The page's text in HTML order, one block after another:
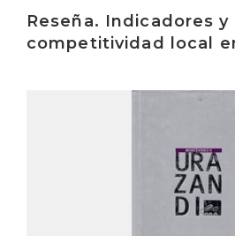
Reseña. Indicadores y
competitividad local